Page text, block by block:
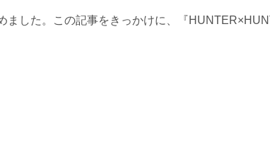
した。この記事をきっかけに、『